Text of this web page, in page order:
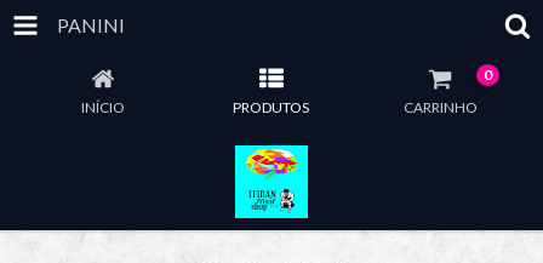
PANINI
INÍCIO PRODUTOS CARRINHO
0